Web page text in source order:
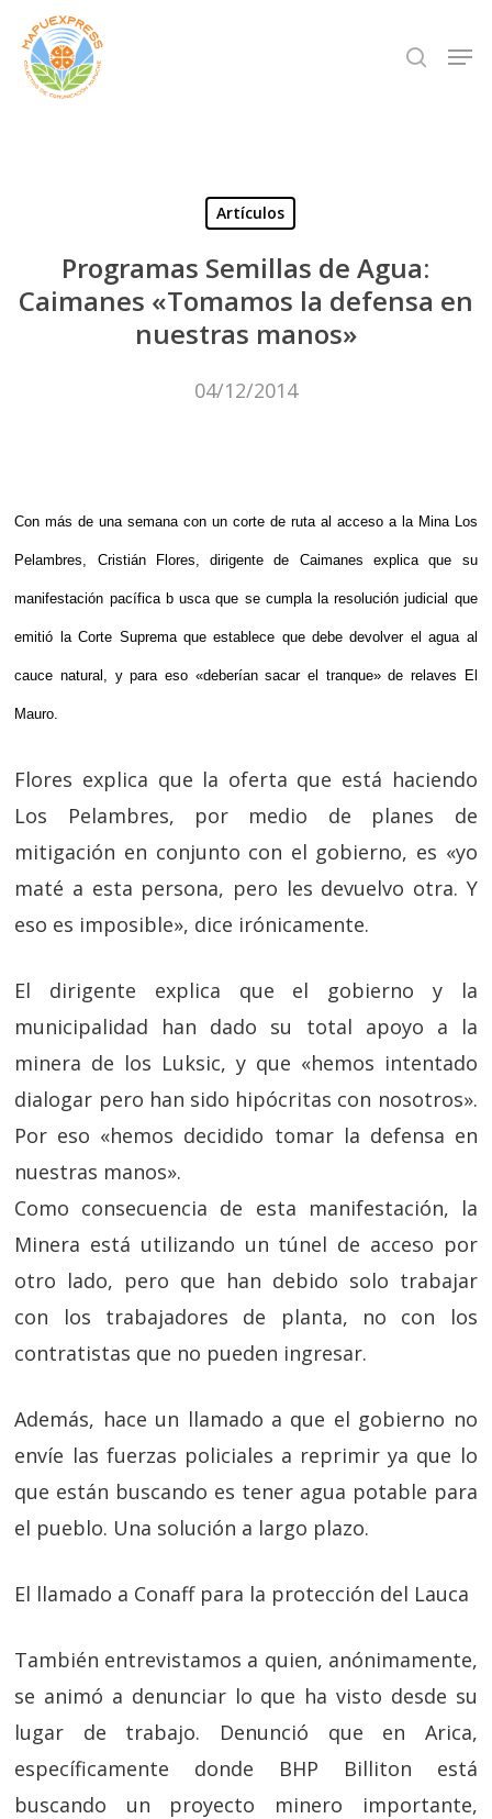
Skip
main
search
Artículos
Programas Semillas de Agua:
Caimanes «Tomamos la defensa en
nuestras manos»
04/12/2014
Con más de una semana con un corte de ruta al acceso a la Mina Los
Pelambres, Cristián Flores, dirigente de Caimanes explica que su
manifestación pacífica b usca que se cumpla la resolución judicial que
emitió la Corte Suprema que establece que debe devolver el agua al
cauce natural, y para eso «deberían sacar el tranque» de relaves El
Mauro.
Flores explica que la oferta que está haciendo
Los Pelambres, por medio de planes de
mitigación en conjunto con el gobierno, es «yo
maté a esta persona, pero les devuelvo otra. Y
eso es imposible», dice irónicamente.
El dirigente explica que el gobierno y la
municipalidad han dado su total apoyo a la
minera de los Luksic, y que «hemos intentado
dialogar pero han sido hipócritas con nosotros».
Por eso «hemos decidido tomar la defensa en
nuestras manos».
Como consecuencia de esta manifestación, la
Minera está utilizando un túnel de acceso por
otro lado, pero que han debido solo trabajar
con los trabajadores de planta, no con los
contratistas que no pueden ingresar.
Además, hace un llamado a que el gobierno no
envíe las fuerzas policiales a reprimir ya que lo
que están buscando es tener agua potable para
el pueblo. Una solución a largo plazo.
El llamado a Conaff para la protección del Lauca
También entrevistamos a quien, anónimamente,
se animó a denunciar lo que ha visto desde su
lugar de trabajo. Denunció que en Arica,
específicamente donde BHP Billiton está
buscando un proyecto minero importante,
Close